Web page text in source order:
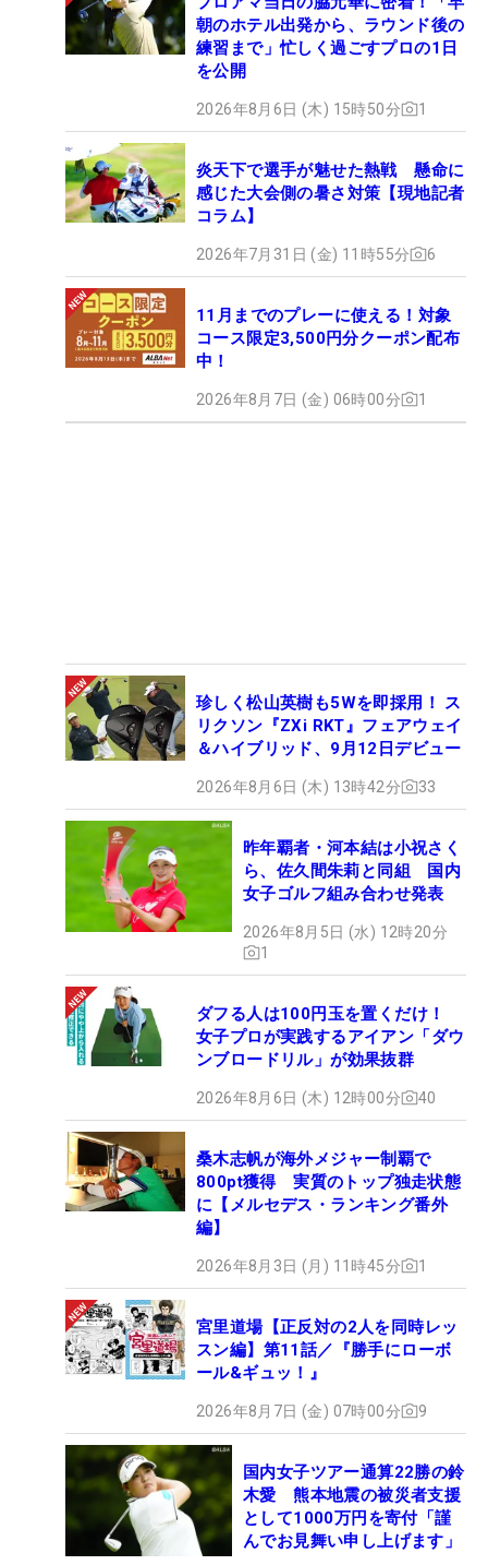
朝のホテル出発から、ラウンド後の
練習まで」忙しく過ごすプロの1日
を公開
2026年8月6日 (木) 15時50分 1
炎天下で選手が魅せた熱戦 懸命に
感じた大会側の暑さ対策【現地記者
コラム】
2026年7月31日 (金) 11時55分 6
11月までのプレーに使える！対象
コース限定3,500円分クーポン配布
中！
2026年8月7日 (金) 06時00分 1
珍しく松山英樹も5Wを即採用！ ス
リクソン『ZXi RKT』フェアウェイ
＆ハイブリッド、9月12日デビュー
2026年8月6日 (木) 13時42分 33
昨年覇者・河本結は小祝さく
ら、佐久間朱莉と同組 国内
女子ゴルフ組み合わせ発表
2026年8月5日 (水) 12時20分
1
ダフる人は100円玉を置くだけ！
女子プロが実践するアイアン「ダウ
ンブロードリル」が効果抜群
2026年8月6日 (木) 12時00分 40
桑木志帆が海外メジャー制覇で
800pt獲得 実質のトップ独走状態
に【メルセデス・ランキング番外
編】
2026年8月3日 (月) 11時45分 1
宮里道場【正反対の2人を同時レッ
スン編】第11話／『勝手にローボ
ール&ギュッ！』
2026年8月7日 (金) 07時00分 9
国内女子ツアー通算22勝の鈴
木愛 熊本地震の被災者支援
として1000万円を寄付「謹
んでお見舞い申し上げます」